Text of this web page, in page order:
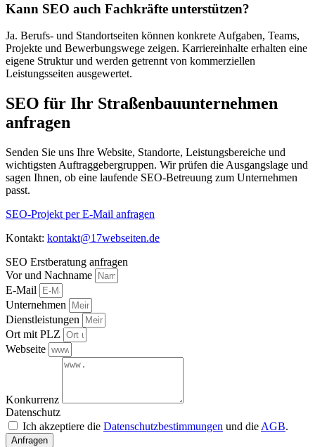
Kann SEO auch Fachkräfte unterstützen?
Ja. Berufs- und Standortseiten können konkrete Aufgaben, Teams,
Projekte und Bewerbungswege zeigen. Karriereinhalte erhalten eine
eigene Struktur und werden getrennt von kommerziellen
Leistungsseiten ausgewertet.
SEO für Ihr Straßenbauunternehmen
anfragen
Senden Sie uns Ihre Website, Standorte, Leistungsbereiche und
wichtigsten Auftraggebergruppen. Wir prüfen die Ausgangslage und
sagen Ihnen, ob eine laufende SEO-Betreuung zum Unternehmen
passt.
SEO-Projekt per E-Mail anfragen
Kontakt: kontakt@17webseiten.de
SEO Erstberatung anfragen
Vor und Nachname
E-Mail
Unternehmen
Dienstleistungen
Ort mit PLZ
Webseite
Konkurrenz
Datenschutz
Ich akzeptiere die Datenschutzbestimmungen und die AGB.
Anfragen